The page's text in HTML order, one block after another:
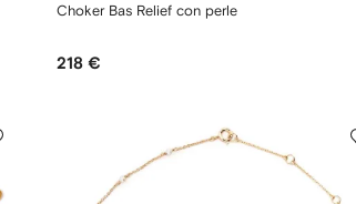
Choker Bas Relief con perle
218 €